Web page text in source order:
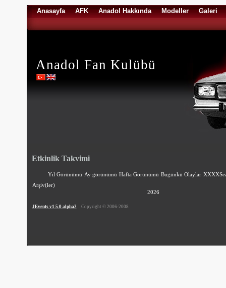
Anasayfa AFK Anadol Hakkında Modeller Galeri
Anadol Fan Kulübü
Etkinlik Takvimi
Yıl Görünümü Ay görünümü Hafta Görünümü Bugünkü Olaylar
Arşiv(ler)
2026
JEvents v1.5.0 alpha2 Copyright © 2006-2008